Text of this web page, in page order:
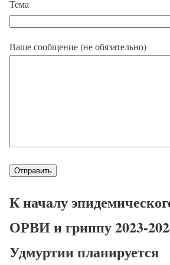
Тема
Ваше сообщение (не обязательно)
К началу
ОРВИ и гриппу 2023-
Удмуртии планируется